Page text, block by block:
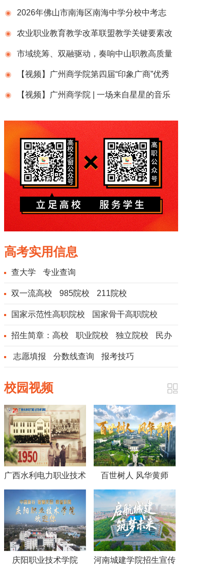
国商学院深耕“三感教育”
2026年佛山市南海区南海中学分校中考志
愿填报十问十答
农业职业教育教学改革联盟教学关键要素改
革研讨会暨全国职教周2026年智慧农业技能大
赛启动仪式在铜仁举办
市域统筹、双融驱动，奏响中山职教高质量
发展强音【视频】广州商学院第四届“印象广商”优秀
作品《征途是星辰大海》
【视频】广州商学院 | 一场来自星星的音乐
高考实用信息
查大学 专业查询
双一流高校 985院校 211院校
国家示范性高职院校 国家骨干高职院校
招生简章： 高校 职业院校 独立院校 民办
院校志愿填报 分数线查询 报考技巧
校园视频
广西水利电力职业技术
学院视频《70年，70
人》
百世树人 风华黄师
——黄冈师范学院宣传
片2026版
庆阳职业技术学院 河南城建学院招生宣传